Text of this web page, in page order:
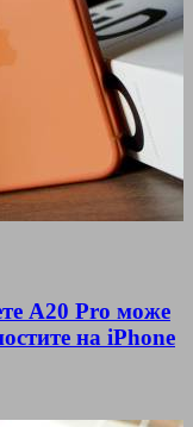
A20 Pro може
на iPhone